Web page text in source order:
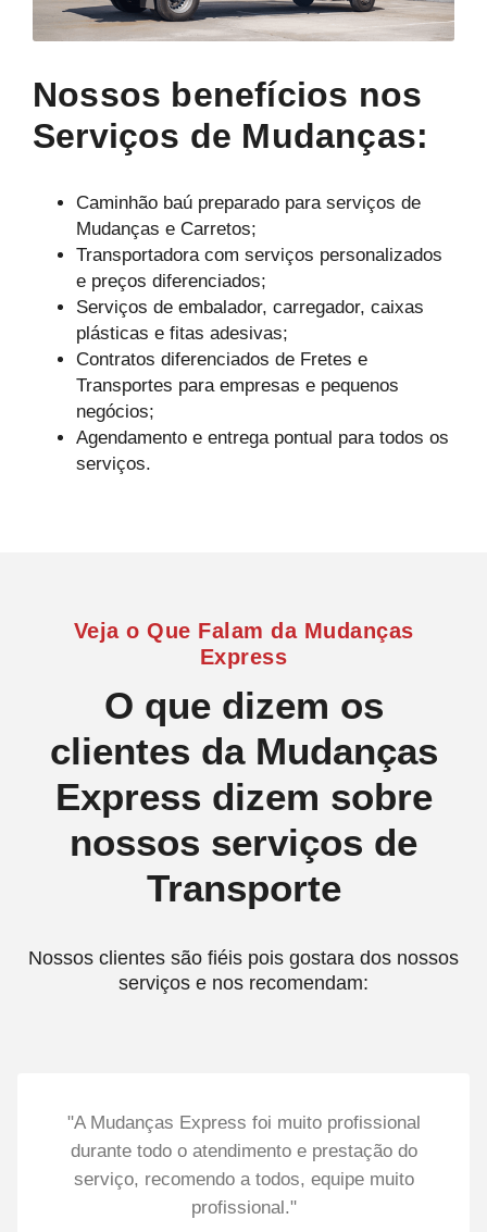
Nossos benefícios nos
Serviços de Mudanças:
Caminhão baú preparado para serviços de
Mudanças e Carretos;
Transportadora com serviços personalizados
e preços diferenciados;
Serviços de embalador, carregador, caixas
plásticas e fitas adesivas;
Contratos diferenciados de Fretes e
Transportes para empresas e pequenos
negócios;
Agendamento e entrega pontual para todos os
serviços.
Veja o Que Falam da Mudanças
Express
O que dizem os
clientes da Mudanças
Express dizem sobre
nossos serviços de
Transporte
Nossos clientes são fiéis pois gostara dos nossos
serviços e nos recomendam:
"A Mudanças Express foi muito profissional
durante todo o atendimento e prestação do
serviço, recomendo a todos, equipe muito
profissional."